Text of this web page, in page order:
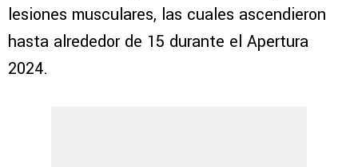
lesiones musculares, las cuales ascendieron
hasta alrededor de 15 durante el Apertura
2024.